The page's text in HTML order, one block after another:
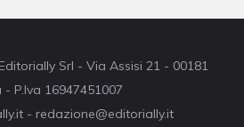
Srl - Via Assisi 21 - 00181
- P.Iva 16947451007
- redazione@editorially.it